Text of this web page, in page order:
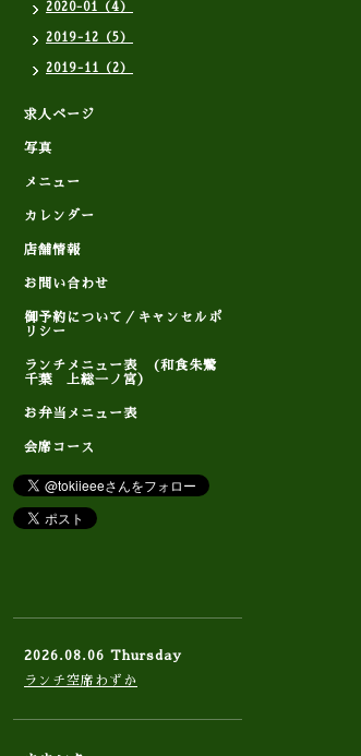
2020-01（4）
2019-12（5）
2019-11（2）
求人ページ
写真
メニュー
カレンダー
店舗情報
お問い合わせ
御予約について／キャンセルポ
リシー
ランチメニュー表 (和食朱鷺
千葉 上総一ノ宮）
お弁当メニュー表
会席コース
2026.08.06 Thursday
ランチ空席わずか